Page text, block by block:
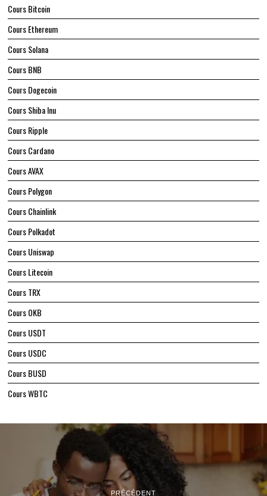
Cours Bitcoin
Cours Ethereum
Cours Solana
Cours BNB
Cours Dogecoin
Cours Shiba Inu
Cours Ripple
Cours Cardano
Cours AVAX
Cours Polygon
Cours Chainlink
Cours Polkadot
Cours Uniswap
Cours Litecoin
Cours TRX
Cours OKB
Cours USDT
Cours USDC
Cours BUSD
Cours WBTC
PRÉCÉDENT